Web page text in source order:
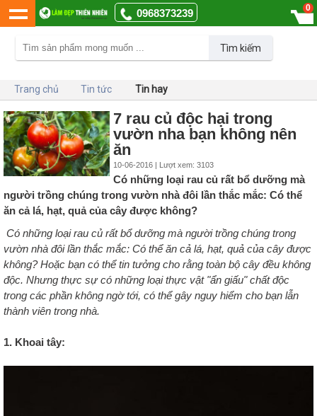
0968373239 0
Tìm kiếm
Trang chủ Tin tức Tin hay
7 rau củ độc hại trong
vườn nha bạn không nên
ăn
10-06-2016 | Lượt xem: 3103
Có những loại rau củ rất bổ dưỡng mà
người trồng chúng trong vườn nhà đôi lần thắc mắc: Có thể
ăn cả lá, hạt, quả của cây được không?
Có những loại rau củ rất bổ dưỡng mà người trồng chúng trong
vườn nhà đôi lần thắc mắc: Có thể ăn cả lá, hạt, quả của cây được
không? Hoặc bạn có thể tin tưởng cho rằng toàn bộ cây đều không
độc. Nhưng thực sự có những loại thực vật "ẩn giấu" chất độc
trong các phần không ngờ tới, có thể gây nguy hiểm cho bạn lẫn
thành viên trong nhà.
1. Khoai tây: